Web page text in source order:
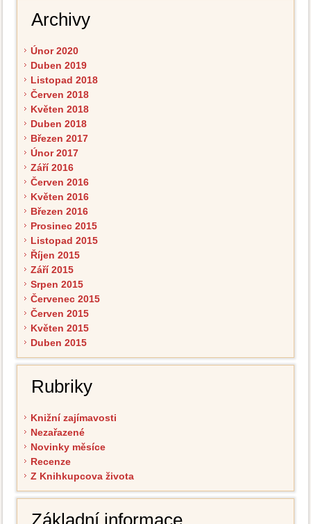
Archivy
Únor 2020
Duben 2019
Listopad 2018
Červen 2018
Květen 2018
Duben 2018
Březen 2017
Únor 2017
Září 2016
Červen 2016
Květen 2016
Březen 2016
Prosinec 2015
Listopad 2015
Říjen 2015
Září 2015
Srpen 2015
Červenec 2015
Červen 2015
Květen 2015
Duben 2015
Rubriky
Knižní zajímavosti
Nezařazené
Novinky měsíce
Recenze
Z Knihkupcova života
Základní informace